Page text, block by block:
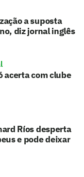
a suposta
diz jornal inglês
acerta com clube
Ríos desperta
e pode deixar